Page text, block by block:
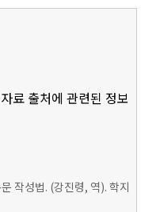
료 출처에 관련된 정보
작성법. (강진령, 역). 학지